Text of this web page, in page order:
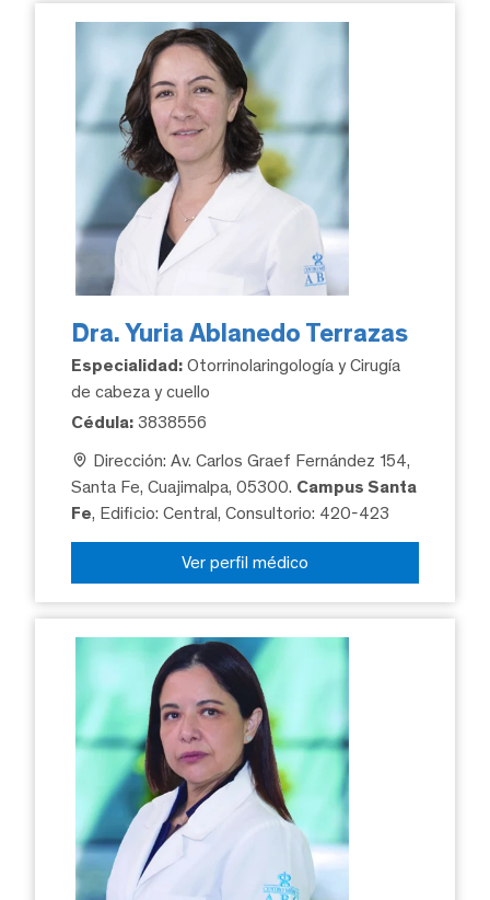
Dra. Yuria Ablanedo Terrazas
Especialidad: Otorrinolaringología y Cirugía
de cabeza y cuello
Cédula: 3838556
Dirección: Av. Carlos Graef Fernández 154,
Santa Fe, Cuajimalpa, 05300. Campus Santa
Fe, Edificio: Central, Consultorio: 420-423
Ver perfil médico